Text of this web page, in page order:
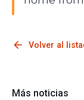
arrow_back Volver al
Más noticias